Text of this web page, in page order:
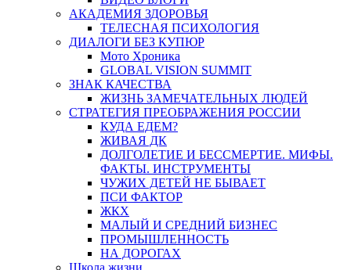
АКАДЕМИЯ ЗДОРОВЬЯ
ТЕЛЕСНАЯ ПСИХОЛОГИЯ
ДИАЛОГИ БЕЗ КУПЮР
Мото Хроника
GLOBAL VISION SUMMIT
ЗНАК КАЧЕСТВА
ЖИЗНЬ ЗАМЕЧАТЕЛЬНЫХ ЛЮДЕЙ
СТРАТЕГИЯ ПРЕОБРАЖЕНИЯ РОССИИ
КУДА ЕДЕМ?
ЖИВАЯ ДК
ДОЛГОЛЕТИЕ И БЕССМЕРТИЕ. МИФЫ.
ФАКТЫ. ИНСТРУМЕНТЫ
ЧУЖИХ ДЕТЕЙ НЕ БЫВАЕТ
ПСИ ФАКТОР
ЖКХ
МАЛЫЙ И СРЕДНИЙ БИЗНЕС
ПРОМЫШЛЕННОСТЬ
НА ДОРОГАХ
Школа жизни